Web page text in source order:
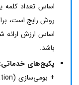
اساس تعداد
روش رایج است،
باشد.
پکیج‌های خدماتی: